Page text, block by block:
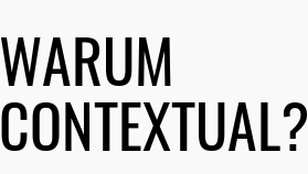
WARUM
CONTEXTUAL?